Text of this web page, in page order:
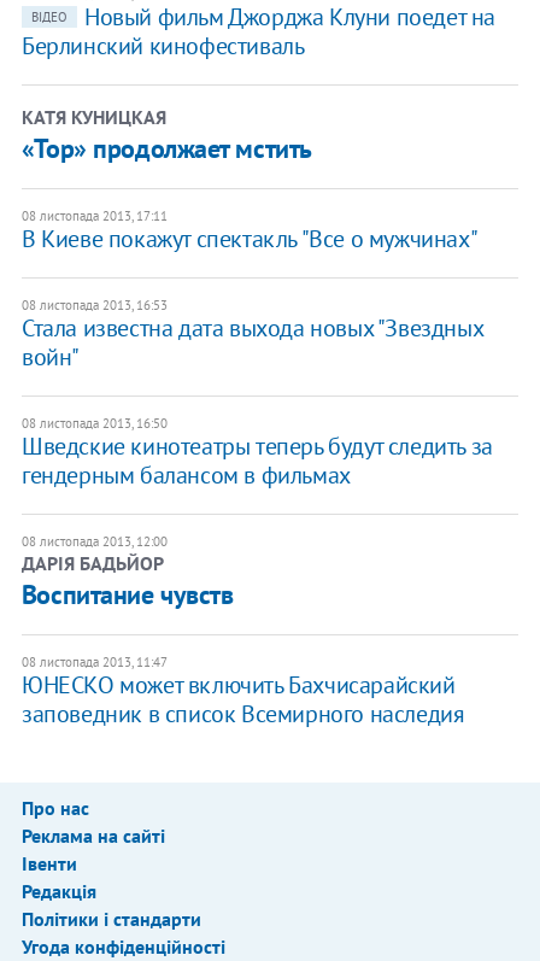
ВІДЕО
Новый фильм Джорджа Клуни поедет на
Берлинский кинофестиваль
КАТЯ КУНИЦКАЯ
«Тор» продолжает мстить
08 листопада 2013, 17:11
В Киеве покажут спектакль "Все о мужчинах"
08 листопада 2013, 16:53
Стала известна дата выхода новых "Звездных
войн"
08 листопада 2013, 16:50
Шведские кинотеатры теперь будут следить за
гендерным балансом в фильмах
08 листопада 2013, 12:00
ДАРІЯ БАДЬЙОР
Воспитание чувств
08 листопада 2013, 11:47
ЮНЕСКО может включить Бахчисарайский
заповедник в список Всемирного наследия
Про нас
Реклама на сайті
Івенти
Редакція
Політики і стандарти
Угода конфіденційності